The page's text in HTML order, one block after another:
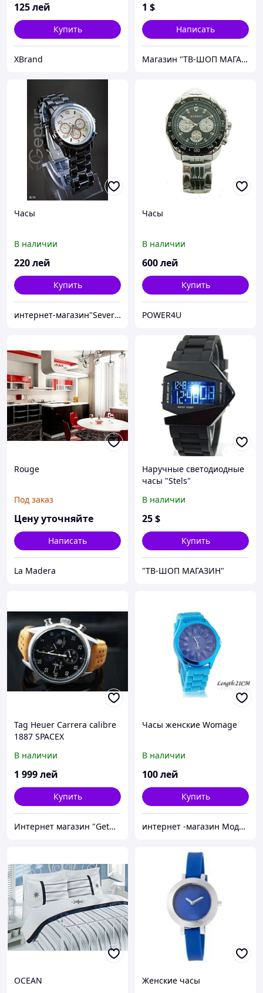
125лей
Купить
XBrand
1 $
Написать
Магазин "ТВ-ШОП МАГАЗИН"
Часы
В наличии
220лей
Купить
интернет-магазин"Severus"
Часы
В наличии
600лей
Купить
POWER4U
Rouge
Под заказ
Цену уточняйте
Написать
La Madera
Наручные светодиодные
часы "Stels"
В наличии
25$
Купить
"ТВ-ШОП МАГАЗИН"
Tag Heuer Carrera calibre
1887 SPACEX
В наличии
1 999лей
Купить
Интернет магазин "GetGift"
Часы женские Womage
В наличии
100лей
Купить
интернет -магазин Модняшка
OCEAN Женские часы